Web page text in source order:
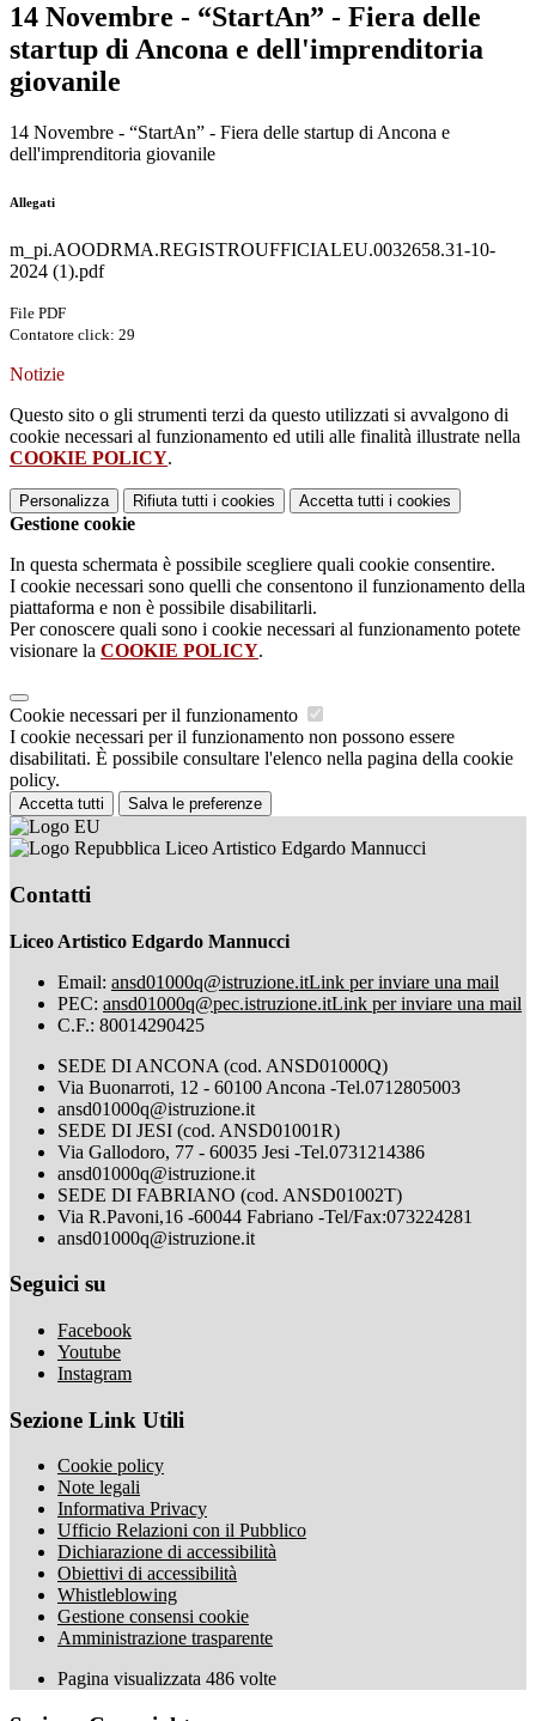
14 Novembre - “StartAn” - Fiera delle
startup di Ancona e dell'imprenditoria
giovanile
14 Novembre - “StartAn” - Fiera delle startup di Ancona e
dell'imprenditoria giovanile
Allegati
m_pi.AOODRMA.REGISTROUFFICIALEU.0032658.31-10-
2024 (1).pdf
File PDF
Contatore click: 29
Notizie
Questo sito o gli strumenti terzi da questo utilizzati si avvalgono di
cookie necessari al funzionamento ed utili alle finalità illustrate nella
COOKIE POLICY.
Personalizza Rifiuta tutti i cookies Accetta tutti i cookies
Gestione cookie
In questa schermata è possibile scegliere quali cookie consentire.
I cookie necessari sono quelli che consentono il funzionamento della
piattaforma e non è possibile disabilitarli.
Per conoscere quali sono i cookie necessari al funzionamento potete
visionare la COOKIE POLICY.
Cookie necessari per il funzionamento
I cookie necessari per il funzionamento non possono essere
disabilitati. È possibile consultare l'elenco nella pagina della cookie
policy.
Accetta tutti Salva le preferenze
Liceo Artistico Edgardo Mannucci
Contatti
Liceo Artistico Edgardo Mannucci
Email: ansd01000q@istruzione.itLink per inviare una mail
PEC: ansd01000q@pec.istruzione.itLink per inviare una mail
C.F.: 80014290425
SEDE DI ANCONA (cod. ANSD01000Q)
Via Buonarroti, 12 - 60100 Ancona -Tel.0712805003
ansd01000q@istruzione.it
SEDE DI JESI (cod. ANSD01001R)
Via Gallodoro, 77 - 60035 Jesi -Tel.0731214386
ansd01000q@istruzione.it
SEDE DI FABRIANO (cod. ANSD01002T)
Via R.Pavoni,16 -60044 Fabriano -Tel/Fax:073224281
ansd01000q@istruzione.it
Seguici su
Facebook
Youtube
Instagram
Sezione Link Utili
Cookie policy
Note legali
Informativa Privacy
Ufficio Relazioni con il Pubblico
Dichiarazione di accessibilità
Obiettivi di accessibilità
Whistleblowing
Gestione consensi cookie
Amministrazione trasparente
Pagina visualizzata 486 volte